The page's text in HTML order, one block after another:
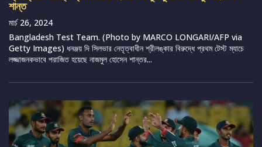
শান্ত
মার্চ 26, 2024
Bangladesh Test Team. (Photo by MARCO LONGARI/AFP via
Getty Images) ধনঞ্জয় দি সিলভার নেতৃত্বাধীন শ্রীলঙ্কার বিরুদ্ধে প্রথম টেস্ট ম্যাচে
লজ্জাজনকভাবে পরাজিত হয়েছে নাজমুল হোসেন শান্তর...